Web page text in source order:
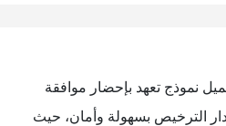
نموذج تعهد بإحضار موافقة
الترخيص بسهولة وأمان، حيث